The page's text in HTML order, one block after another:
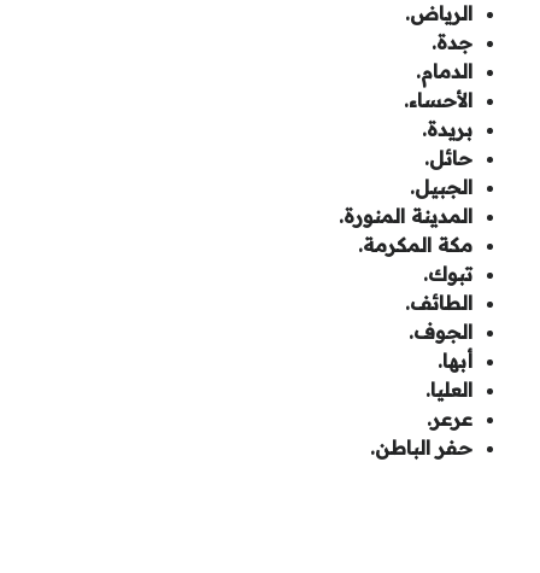
الرياض.
جدة.
الدمام.
الأحساء.
بريدة.
حائل.
الجبيل.
المدينة المنورة.
مكة المكرمة.
تبوك.
الطائف.
الجوف.
أبها.
العليا.
عرعر.
حفر الباطن.